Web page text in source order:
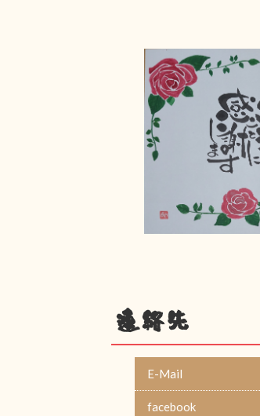
連絡先
E-Mail
facebook